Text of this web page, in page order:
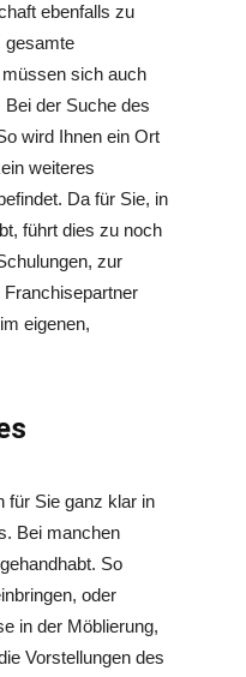
ebenfalls zu
gesamte
sich auch
der Suche des
wird Ihnen ein Ort
weiteres
Da für Sie, in
führt dies zu noch
zur
eigenen,
für Sie ganz klar in
Bei manchen
So
oder
in der Möblierung,
Vorstellungen des